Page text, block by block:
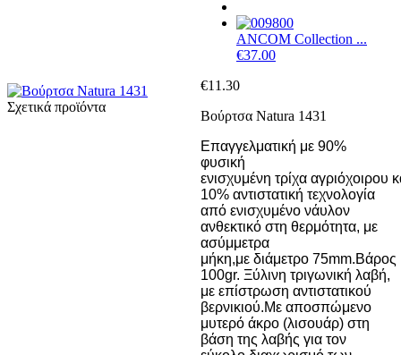
ANCOM Collection ...
€37.00
€11.30
Βούρτσα Natura 1431
Επαγγελματική με 90%
φυσική
ενισχυμένη τρίχα αγριόχοιρου
10% αντιστατική τεχνολογία
από ενισχυμένο νάυλον
ανθεκτικό στη θερμότητα, με
ασύμμετρα
μήκη,με διάμετρο 75mm.Βάρος
100gr. Ξύλινη τριγωνική λαβή,
με επίστρωση αντιστατικού
βερνικιού.Με αποσπώμενο
μυτερό άκρο (λισουάρ) στη
βάση της λαβής για τον
Σχετικά προϊόντα